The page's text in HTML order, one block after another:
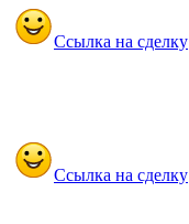
Ссылка на сделку
Ссылка на сделку